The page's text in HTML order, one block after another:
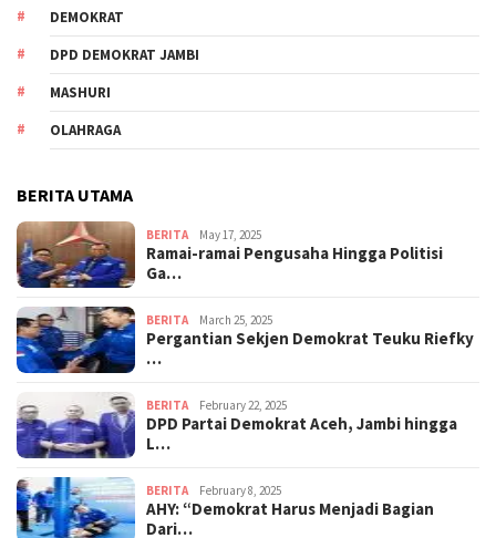
DEMOKRAT
DPD DEMOKRAT JAMBI
MASHURI
OLAHRAGA
BERITA UTAMA
BERITA May 17, 2025
Ramai-ramai Pengusaha Hingga Politisi
Ga…
BERITA March 25, 2025
Pergantian Sekjen Demokrat Teuku Riefky
…
BERITA February 22, 2025
DPD Partai Demokrat Aceh, Jambi hingga
L…
BERITA February 8, 2025
AHY: “Demokrat Harus Menjadi Bagian
Dari…